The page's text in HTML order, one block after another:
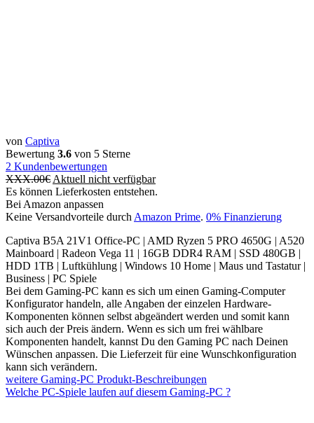
von Captiva
Bewertung 3.6 von 5 Sterne
2 Kundenbewertungen
XXX.00€ Aktuell nicht verfügbar
Es können Lieferkosten entstehen.
Bei Amazon anpassen
Keine Versandvorteile durch Amazon Prime. 0% Finanzierung
Captiva B5A 21V1 Office-PC | AMD Ryzen 5 PRO 4650G | A520
Mainboard | Radeon Vega 11 | 16GB DDR4 RAM | SSD 480GB |
HDD 1TB | Luftkühlung | Windows 10 Home | Maus und Tastatur |
Business | PC Spiele
Bei dem Gaming-PC kann es sich um einen Gaming-Computer
Konfigurator handeln, alle Angaben der einzelen Hardware-
Komponenten können selbst abgeändert werden und somit kann
sich auch der Preis ändern. Wenn es sich um frei wählbare
Komponenten handelt, kannst Du den Gaming PC nach Deinen
Wünschen anpassen. Die Lieferzeit für eine Wunschkonfiguration
kann sich verändern.
weitere Gaming-PC Produkt-Beschreibungen
Welche PC-Spiele laufen auf diesem Gaming-PC ?